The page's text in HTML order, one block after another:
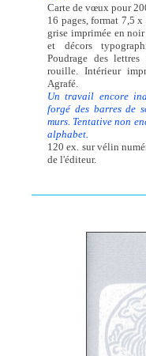
Carte de vœux pour
16 pages, format 7,5
grise imprimée en
et décors
Poudrage des
rouille. Intérieur
Agrafé.
Un travail encore
forgé des barres de
murs. Tentative non
alphabet.
120 ex. sur vélin
de l'éditeur.